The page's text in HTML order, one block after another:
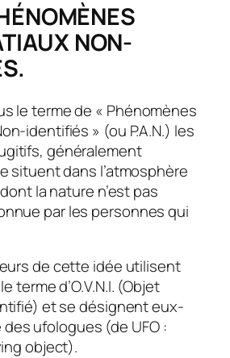
NON-
le terme de « Phénomènes
identifiés » (ou P.A.N.) les
généralement
situent dans l’atmosphère
la nature n’est pas
par les personnes qui
de cette idée utilisent
terme d’O.V.N.I. (Objet
et se désignent eux-
ufologues (de UFO :
object).